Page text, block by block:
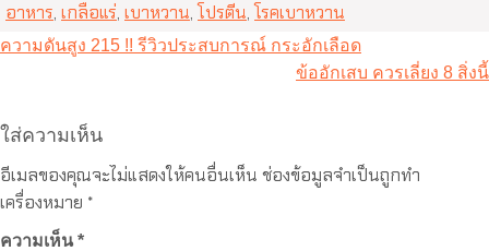
อาหาร, เกลือแร่, เบาหวาน,โปรตีน,โรคเบาหวาน
แนะแนว
ความดันสูง 215 !! รีวิวประสบการณ์ กระอักเลือด
ข้ออักเสบ ควรเลี่ยง 8 สิ่งนี้
ใส่ความเห็น
อีเมลของคุณจะไม่แสดงให้คนอื่นเห็น ช่องข้อมูลจำเป็นถูกทำ
เครื่องหมาย *
ความเห็น*